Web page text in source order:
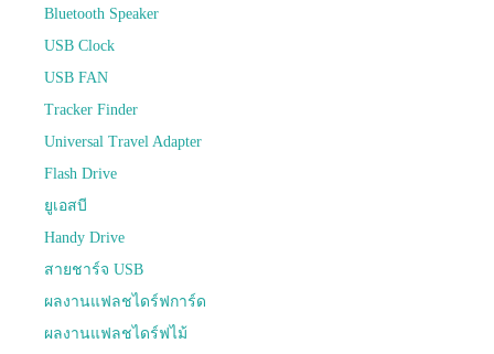
Bluetooth Speaker
USB Clock
USB FAN
Tracker Finder
Universal Travel Adapter
Flash Drive
ยูเอสบี
Handy Drive
สายชาร์จ USB
ผลงานแฟลชไดร์ฟการ์ด
ผลงานแฟลชไดร์ฟไม้